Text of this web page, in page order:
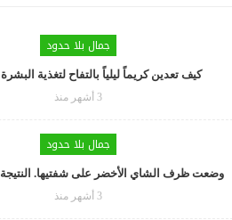
جمال بلا حدود
كيف تعدين كريماً ليلياً بالتفاح لتغذية
3 أشهر منذ
جمال بلا حدود
وضعت ظرف الشاي الأخضر على شفتيها.
3 أشهر منذ